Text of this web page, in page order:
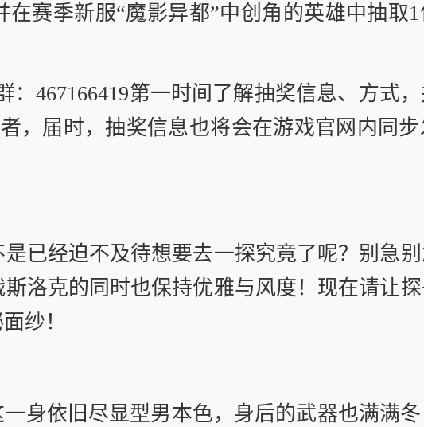
季新服“魔影异都”中创角的英雄中抽取1
467166419第一时间了解抽奖信息、方式
，届时，抽奖信息也将会在游戏官网内同
经迫不及待想要去一探究竟了呢？别急别
洛克的同时也保持优雅与风度！现在请让
纱！
依旧尽显型男本色，身后的武器也满满冬